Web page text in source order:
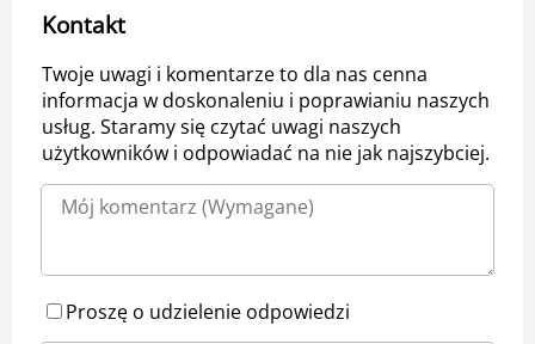
Kontakt
Twoje uwagi i komentarze to dla nas cenna
informacja w doskonaleniu i poprawianiu naszych
usług. Staramy się czytać uwagi naszych
użytkowników i odpowiadać na nie jak najszybciej.
Proszę o udzielenie odpowiedzi